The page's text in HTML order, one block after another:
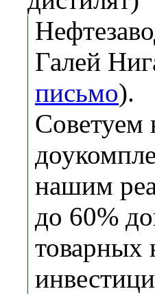
Галей
письмо).
Советуем
нашим
до 60%
товарных